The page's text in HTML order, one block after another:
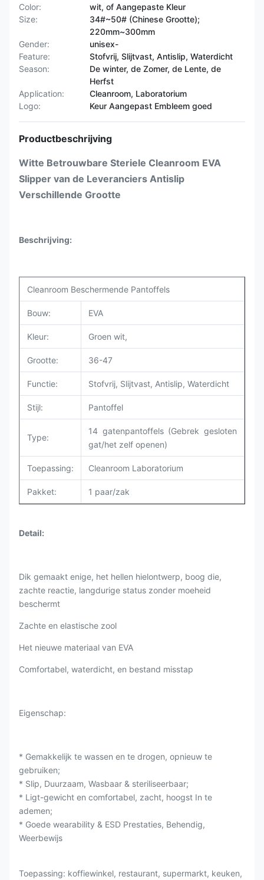
Color:
wit, of Aangepaste Kleur
Size:
34#~50# (Chinese Grootte);
220mm~300mm
Gender:
unisex-
Feature:
Stofvrij, Slijtvast, Antislip, Waterdicht
Season:
De winter, de Zomer, de Lente, de
Herfst
Application:
Cleanroom, Laboratorium
Logo:
Keur Aangepast Embleem goed
Productbeschrijving
Witte Betrouwbare Steriele Cleanroom EVA
Slipper van de Leveranciers Antislip
Verschillende Grootte
Beschrijving:
Cleanroom Beschermende Pantoffels
Bouw: EVA
Kleur: Groen wit,
Grootte: 36-47
Functie: Stofvrij, Slijtvast, Antislip, Waterdicht
Stijl: Pantoffel
Type:
14 gatenpantoffels (Gebrek gesloten
gat/het zelf openen)
Toepassing: Cleanroom Laboratorium
Pakket: 1 paar/zak
Detail:
Dik gemaakt enige, het hellen hielontwerp, boog die,
zachte reactie, langdurige status zonder moeheid
beschermt
Zachte en elastische zool
Het nieuwe materiaal van EVA
Comfortabel, waterdicht, en bestand misstap
Eigenschap:
* Gemakkelijk te wassen en te drogen, opnieuw te
gebruiken;
* Slip, Duurzaam, Wasbaar & steriliseerbaar;
* Ligt-gewicht en comfortabel, zacht, hoogst In te
ademen;
* Goede wearability & ESD Prestaties, Behendig,
Weerbewijs
Toepassing: koffiewinkel, restaurant, supermarkt, keuken,